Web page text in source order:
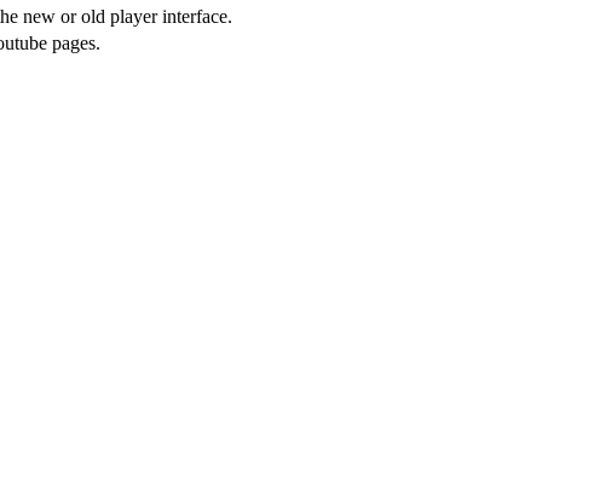
new or old player interface.
pages.